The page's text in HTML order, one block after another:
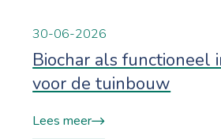
30-06-2026
Biochar als functioneel
voor de tuinbouw
Lees meer